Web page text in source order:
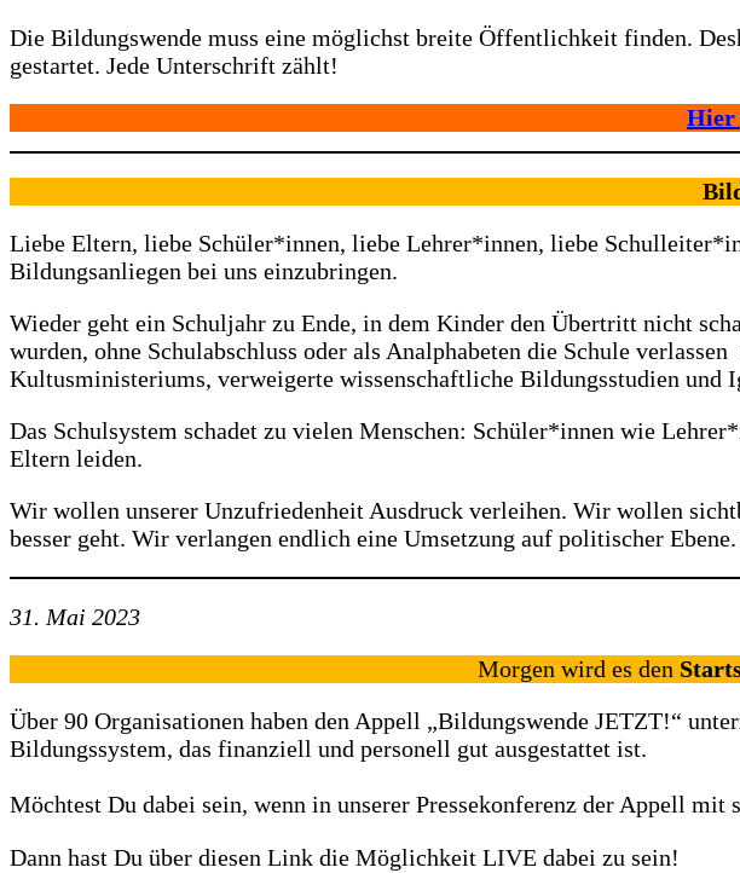
Die Bildungswende muss eine möglichst breite Öffentlichkeit finden.
gestartet. Jede Unterschrift zählt!
Hier
Liebe Eltern, liebe Schüler*innen, liebe Lehrer*innen, liebe
Bildungsanliegen bei uns einzubringen.
Wieder geht ein Schuljahr zu Ende, in dem Kinder den Übertritt nicht
wurden, ohne Schulabschluss oder als Analphabeten die Schule
Kultusministeriums, verweigerte wissenschaftliche Bildungsstudien und
Das Schulsystem schadet zu vielen Menschen: Schüler*innen wie
Eltern leiden.
Wir wollen unserer Unzufriedenheit Ausdruck verleihen. Wir wollen
besser geht. Wir verlangen endlich eine Umsetzung auf politischer
31. Mai 2023
Morgen wird es den
Über 90 Organisationen haben den Appell „Bildungswende JETZT!“
Bildungssystem, das finanziell und personell gut ausgestattet ist.
Möchtest Du dabei sein, wenn in unserer Pressekonferenz der Appell
Dann hast Du über diesen Link die Möglichkeit LIVE dabei zu sein!